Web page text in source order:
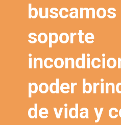
soporte
poder
de vida y